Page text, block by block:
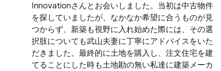
Innovationさんとお会いしました。当初は中古物件
を探していましたが、なかなか希望に合うものが見
つからず、新築も視野に入れ始めた際には、その選
択肢についても武山夫妻に丁寧にアドバイスをいた
だきました。最終的に土地を購入し、注文住宅を建
てることにした時も土地勘の無い私達に建築メーカ